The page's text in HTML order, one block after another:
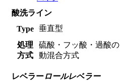
酸洗ライン
Type
垂直型
処理
方式
硫酸・フッ酸・過酸の
動混合方式
レベラーロールレベラー